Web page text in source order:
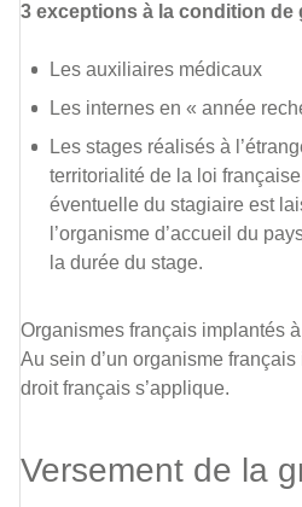
3 exceptions à la condition de
Les auxiliaires médicaux
Les internes en « année
Les stages réalisés à
territorialité de la loi
éventuelle du stagiaire est
l’organisme d’accueil du
la durée du stage.
Organismes français implantés
Au sein d’un organisme français
droit français s’applique.
Versement de la